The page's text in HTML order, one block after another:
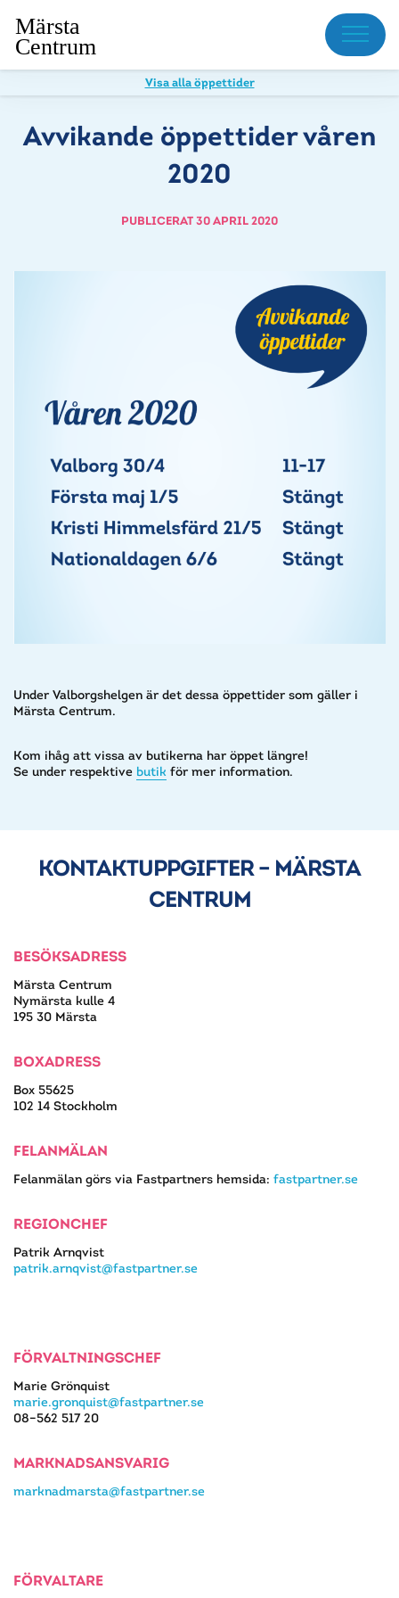
Meny
Visa alla öppettider
Avvikande öppettider våren
2020
PUBLICERAT 30 APRIL 2020
Under Valborgshelgen är det dessa öppettider som gäller i
Märsta Centrum.
Kom ihåg att vissa av butikerna har öppet längre!
Se under respektive butik för mer information.
KONTAKTUPPGIFTER – MÄRSTA
CENTRUM
BESÖKSADRESS
Märsta Centrum
Nymärsta kulle 4
195 30 Märsta
BOXADRESS
Box 55625
102 14 Stockholm
FELANMÄLAN
Felanmälan görs via Fastpartners hemsida: fastpartner.se
REGIONCHEF
Patrik Arnqvist
patrik.arnqvist@fastpartner.se
FÖRVALTNINGSCHEF
Marie Grönquist
marie.gronquist@fastpartner.se
08–562 517 20
MARKNADSANSVARIG
marknadmarsta@fastpartner.se
FÖRVALTARE